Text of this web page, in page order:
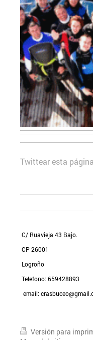
Twittear esta página
C/ Ruavieja 43 Bajo.
CP 26001
Logroño
Telefono: 659428893
email:
Versión para